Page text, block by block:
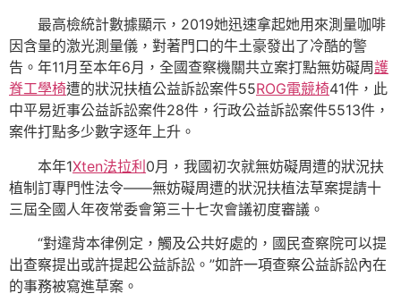
最高檢統計數據顯示，2019她迅速拿起她用來測量咖啡
因含量的激光測量儀，對著門口的牛土豪發出了冷酷的警
告。年11月至本年6月，全國查察機關共立案打點無妨礙周護
脊工學椅遭的狀況扶植公益訴訟案件55ROG電競椅41件，此
中平易近事公益訴訟案件28件，行政公益訴訟案件5513件，
案件打點多少數字逐年上升。
本年1Xten法拉利0月，我國初次就無妨礙周遭的狀況扶
植制訂專門性法令——無妨礙周遭的狀況扶植法草案提請十
三屆全國人年夜常委會第三十七次會議初度審議。
“對違背本律例定，觸及公共好處的，國民查察院可以提
出查察提出或許提起公益訴訟。”如許一項查察公益訴訟內在
的事務被寫進草案。